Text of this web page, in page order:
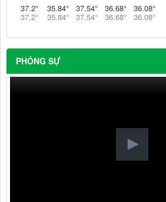
37.2°
37.2°
35.84°
35.84°
37.54°
37.54°
36.68°
36.68°
36.08°
36.08°
PHÓNG SỰ